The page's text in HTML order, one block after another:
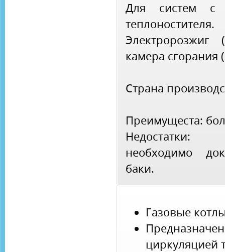
Для систем с
теплоностителя.
Электророзжиг
камера
Страна
Преимущеста:
Недостатки:
необходимо
баки.
Газовые
циркуляцией